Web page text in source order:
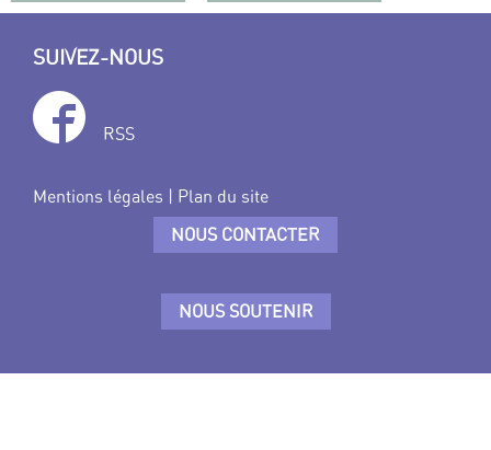
SUIVEZ-NOUS
RSS
Mentions légales | Plan du site
NOUS CONTACTER
NOUS SOUTENIR